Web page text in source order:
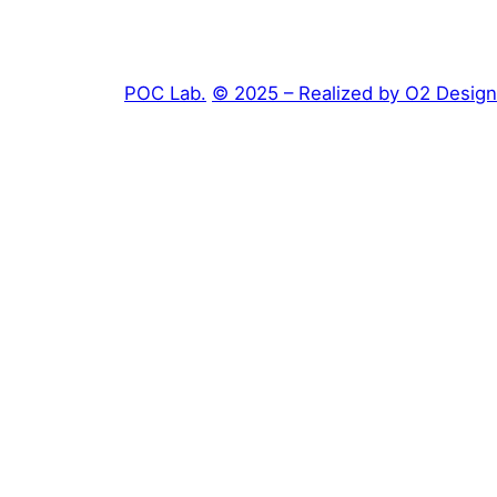
POC Lab. © 2025 – Realized by O2 Design